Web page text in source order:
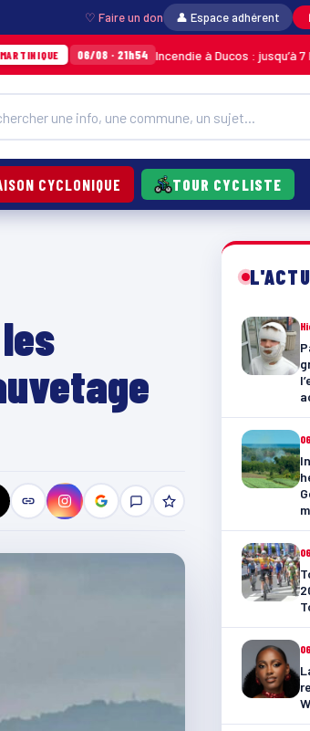
♡ Faire un don 👤 Espace adhérent
06/08 · 21h54 Incendie à Ducos : jusqu’à 7 hectares
CYCLONIQUE TOUR CYCLISTE